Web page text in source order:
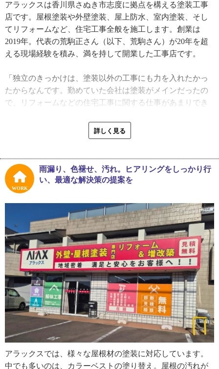
アラックスは香川県さぬき市志度に拠点を構える塗装工事
店です。屋根塗装や外壁塗装、屋上防水、室内塗装、そし
てリフォームなど、住宅工事全般を施工します。創業は
2019年。代表の荒駒正さん（以下、荒駒さん）が20年を超
える現場経験を積み、満を持して開業した工事店です。
「独立のきっかけは、塗装以外の工事にも力を入れたかっ
たからなんです。勤めていた会社は塗装がメインだったの
で、リフォームなどの住宅工事に関する仕事があまりでき
る工事店になろうと独立したんです」
客さまがほとんどです。荒駒さんはお客さまにとってわか
りやすい見積書の作成を心がけ、丁寧な説明を怠りませ
ん。
「最近は競争相手が多いですね。屋根塗装なら3パターンく
らいの見積りを出します。経年劣化で塗装を考えるという
ことは、その他にも不具合が出る頃なんですよね。うちは
家の工事なら何でも対応できるのが強みです。塗装などの
大掛かりな工事以外でも、雨樋の掃除や高い天井の照明の
交換、細かい仕事もついでに頼めるとご好評いただいてい
ます」
今後の展望は「売上を増やしていきたい」と経営者として
もっともな考え。しかし、荒駒さんのすることはこれまで
と変わりません。地域密着でお客さまのニーズに応え、大
柔軟な姿勢を守ると語っていました。
詳しく見る
WORK
雨漏り、色褪せ、汚れ。ヒアリングをしっかり行
い、最適な解決策の提案を
アラックスでは、様々な屋根材の塗装に対応しています。
中でも多いのは、カラーベストの塗り替え。屋根の汚れが